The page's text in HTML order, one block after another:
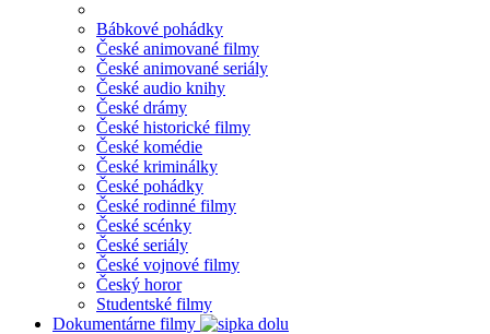
Bábkové pohádky
České animované filmy
České animované seriály
České audio knihy
České drámy
České historické filmy
České komédie
České kriminálky
České pohádky
České rodinné filmy
České scénky
České seriály
České vojnové filmy
Český horor
Studentské filmy
Dokumentárne filmy